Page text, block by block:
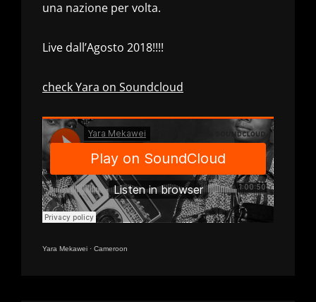
una nazione per volta.
Live dall’Agosto 2018!!!!
check Yara on Soundcloud
Yara Mekawei · Cameroon